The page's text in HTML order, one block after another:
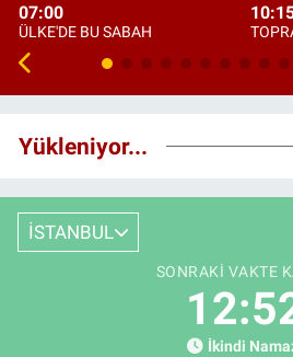
07:00
ÜLKE'DE BU SABAH
Yükleniyor...
İSTANBUL
SONRAKI VAKTE
İkindi